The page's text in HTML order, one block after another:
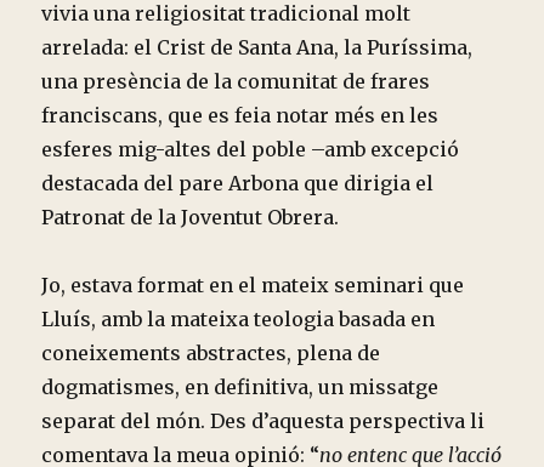
vivia una religiositat tradicional molt
arrelada: el Crist de Santa Ana, la Puríssima,
una presència de la comunitat de frares
franciscans, que es feia notar més en les
esferes mig-altes del poble –amb excepció
destacada del pare Arbona que dirigia el
Patronat de la Joventut Obrera.
Jo, estava format en el mateix seminari que
Lluís, amb la mateixa teologia basada en
coneixements abstractes, plena de
dogmatismes, en definitiva, un missatge
separat del món. Des d’aquesta perspectiva li
comentava la meua opinió: “no entenc que l’acció